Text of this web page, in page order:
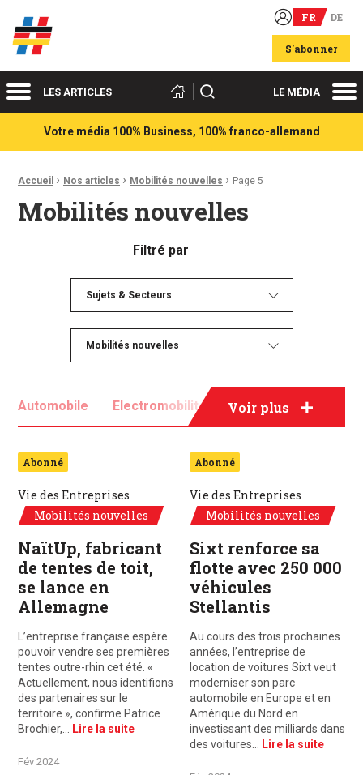
Acteurs du franco-allemand FR DE
S'abonner
MenuLES ARTICLES Rechercher LE MÉDIA
Votre média 100% Business, 100% franco-allemand
Fil d'Ariane :
Accueil › Nos articles › Mobilités nouvelles › Page 5
Mobilités nouvelles
Filtré par
Sujets & Secteurs
Mobilités nouvelles
Voir plus
Automobile Electromobilité Mobilité
Abonné
Vie des Entreprises
Mobilités nouvelles
NaïtUp, fabricant
de tentes de toit,
se lance en
Allemagne
L’entreprise française espère
pouvoir vendre ses premières
tentes outre-rhin cet été. «
Actuellement, nous identifions
des partenaires sur le
territoire », confirme Patrice
Brochier,…
Lire la suite
Fév 2024
Abonné
Vie des Entreprises
Mobilités nouvelles
Sixt renforce sa
flotte avec 250 000
véhicules
Stellantis
Au cours des trois prochaines
années, l’entreprise de
location de voitures Sixt veut
moderniser son parc
automobile en Europe et en
Amérique du Nord en
investissant des milliards dans
des voitures…
Lire la suite